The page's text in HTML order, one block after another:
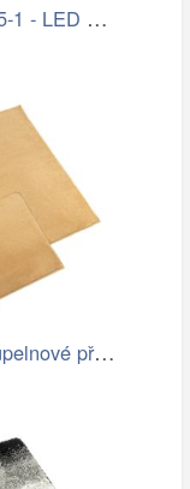
Globo 57385-1 - LED Nástěnné bodové…
Bellatex koupelnové předložky BANYGOLD…